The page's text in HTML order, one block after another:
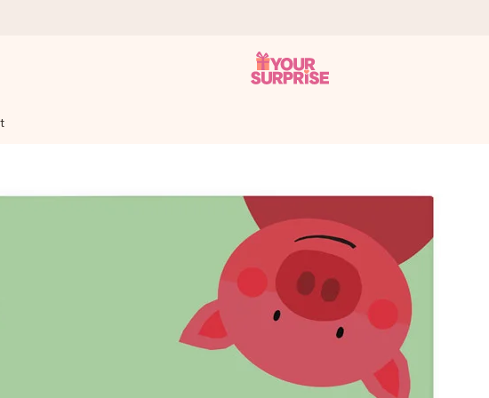
es blitzschnell – damit du es genau zum richtigen Zeitpunkt überreichen
uns mit 4,7 bei Google Reviews (Gesamtergebnis aller Länder, in die wir
– mit ihrem Namen, deinem Foto oder einer Nachricht von Herzen. Kein